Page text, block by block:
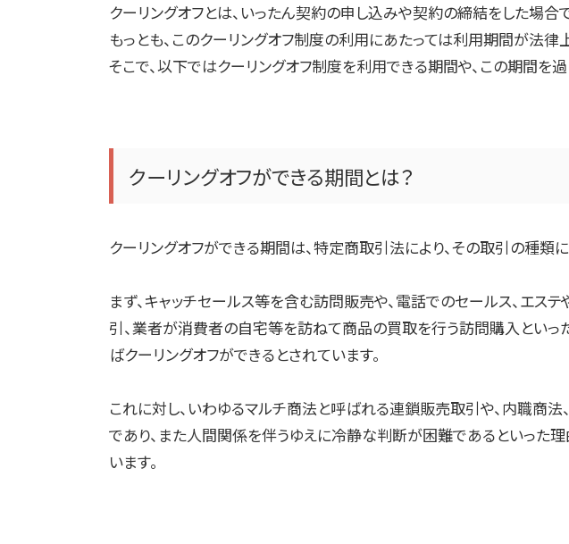
クーリングオフとは、いったん契約の申し込みや契約の締結をした場合
もっとも、このクーリングオフ制度の利用にあたっては利用期間が法律
そこで、以下ではクーリングオフ制度を利用できる期間や、この期間を
クーリングオフができる期間とは？
クーリングオフができる期間は、特定商取引法により、その取引の種類
まず、キャッチセールス等を含む訪問販売や、電話でのセールス、エ
引、業者が消費者の自宅等を訪ねて商品の買取を行う訪問購入とい
ばクーリングオフができるとされています。
これに対し、いわゆるマルチ商法と呼ばれる連鎖販売取引や、内職
であり、また人間関係を伴うゆえに冷静な判断が困難であるといった
います。